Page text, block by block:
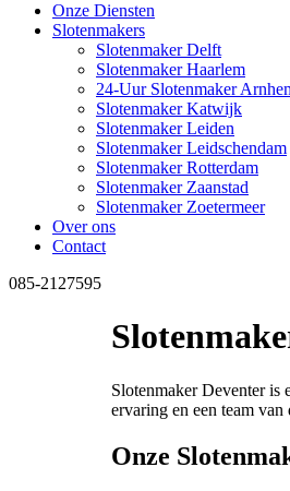
Onze Diensten
Slotenmakers
Slotenmaker Delft
Slotenmaker Haarlem
24-Uur Slotenmaker
Slotenmaker Katwijk
Slotenmaker Leiden
Slotenmaker Leidschendam
Slotenmaker Rotterdam
Slotenmaker Zaanstad
Slotenmaker Zoetermeer
Over ons
Contact
085-2127595
Slotenmaker Deventer is
ervaring en een team
Onze